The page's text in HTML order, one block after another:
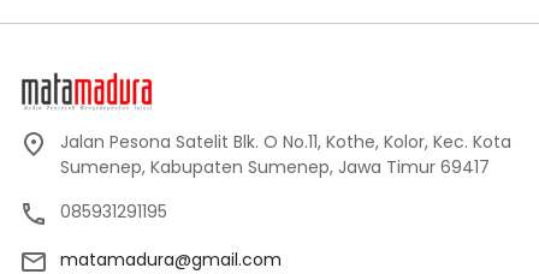
Jalan Pesona Satelit Blk. O No.11, Kothe, Kolor, Kec. Kota
Sumenep, Kabupaten Sumenep, Jawa Timur 69417
085931291195
matamadura@gmail.com